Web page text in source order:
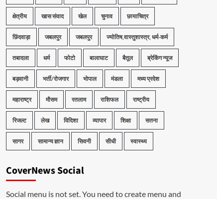
क्षेत्रीय खास संवाद खेल चुनाव छायाचित्र
छिंदवाड़ा जबलपुर जबलपुर ज्योतिष,वास्तुशास्त्र, धर्म-कर्म
तबादला धर्म फोटो बालाघाट बैतूल ब्रेकिंग न्यूज
बड़वानी भर्ती/रोजगार भोपाल मंडला मध्य प्रदेश
महाराष्ट्र मौसम रतलाम राशिफल राष्ट्रीय
रिजल्ट लेख विदिशा व्यापार शिक्षा सतना
सागर सामान्य ज्ञान सिवनी सीधी स्वास्थ्य
CoverNews Social
Social menu is not set. You need to create menu and